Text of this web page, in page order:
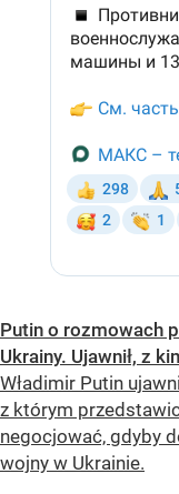
Putin o rozmowach
Ukrainy. Ujawnił, z
Władimir Putin
z którym
negocjować, gdyby
wojny w Ukrainie.